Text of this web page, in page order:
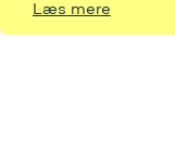
Læs mere